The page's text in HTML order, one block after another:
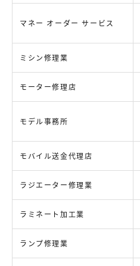
マネー オーダー サービス
ミシン修理業
モーター修理店
モデル事務所
モバイル送金代理店
ラジエーター修理業
ラミネート加工業
ランプ修理業